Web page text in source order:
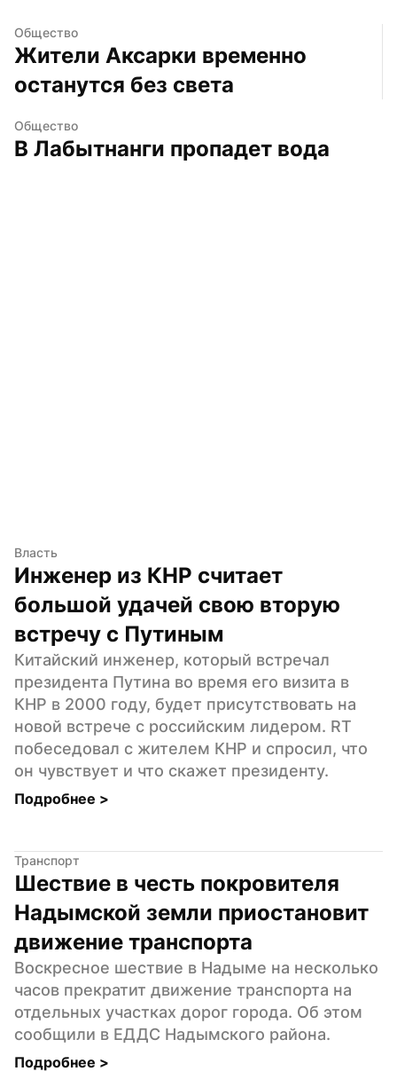
Общество
Жители Аксарки временно
останутся без света
Общество
В Лабытнанги пропадет вода
Власть
Инженер из КНР считает
большой удачей свою вторую
встречу с Путиным
Китайский инженер, который встречал
президента Путина во время его визита в
КНР в 2000 году, будет присутствовать на
новой встрече с российским лидером. RT
побеседовал с жителем КНР и спросил, что
он чувствует и что скажет президенту.
Подробнее >
Транспорт
Шествие в честь покровителя
Надымской земли приостановит
движение транспорта
Воскресное шествие в Надыме на несколько
часов прекратит движение транспорта на
отдельных участках дорог города. Об этом
сообщили в ЕДДС Надымского района.
Подробнее >